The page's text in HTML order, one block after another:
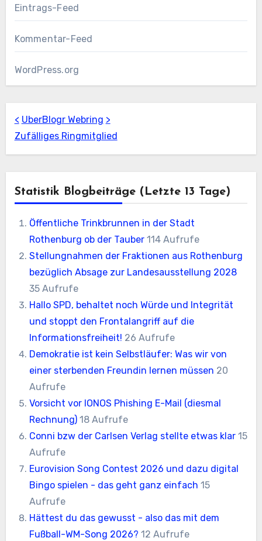
Eintrags-Feed
Kommentar-Feed
WordPress.org
< UberBlogr Webring >
Zufälliges Ringmitglied
Statistik Blogbeiträge (letzte 13 Tage)
Öffentliche Trinkbrunnen in der Stadt
Rothenburg ob der Tauber 114 Aufrufe
Stellungnahmen der Fraktionen aus Rothenburg
bezüglich Absage zur Landesausstellung 2028
35 Aufrufe
Hallo SPD, behaltet noch Würde und Integrität
und stoppt den Frontalangriff auf die
Informationsfreiheit! 26 Aufrufe
Demokratie ist kein Selbstläufer: Was wir von
einer sterbenden Freundin lernen müssen 20
Aufrufe
Vorsicht vor IONOS Phishing E-Mail (diesmal
Rechnung) 18 Aufrufe
Conni bzw der Carlsen Verlag stellte etwas klar 15
Aufrufe
Eurovision Song Contest 2026 und dazu digital
Bingo spielen - das geht ganz einfach 15
Aufrufe
Hättest du das gewusst - also das mit dem
Fußball-WM-Song 2026? 12 Aufrufe